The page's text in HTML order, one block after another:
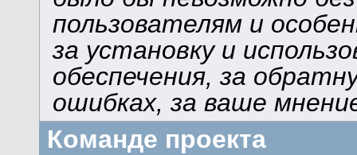
пользователям и
за установку и
обеспечения, за
ошибках, за ваше
Команде проекта